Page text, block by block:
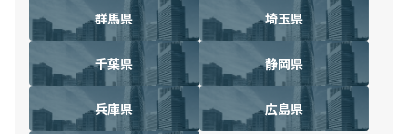
群馬県 埼玉県
千葉県 静岡県
兵庫県 広島県